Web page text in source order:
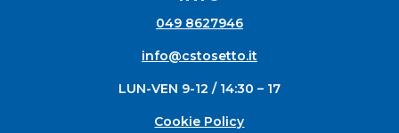
049 8627946
info@cstosetto.it
LUN-VEN 9-12 / 14:30 – 17
Cookie Policy